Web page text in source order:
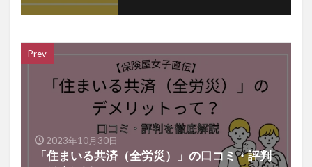
Prev
2023年10月30日
「住まいる共済（全労災）」の口コミ・評判